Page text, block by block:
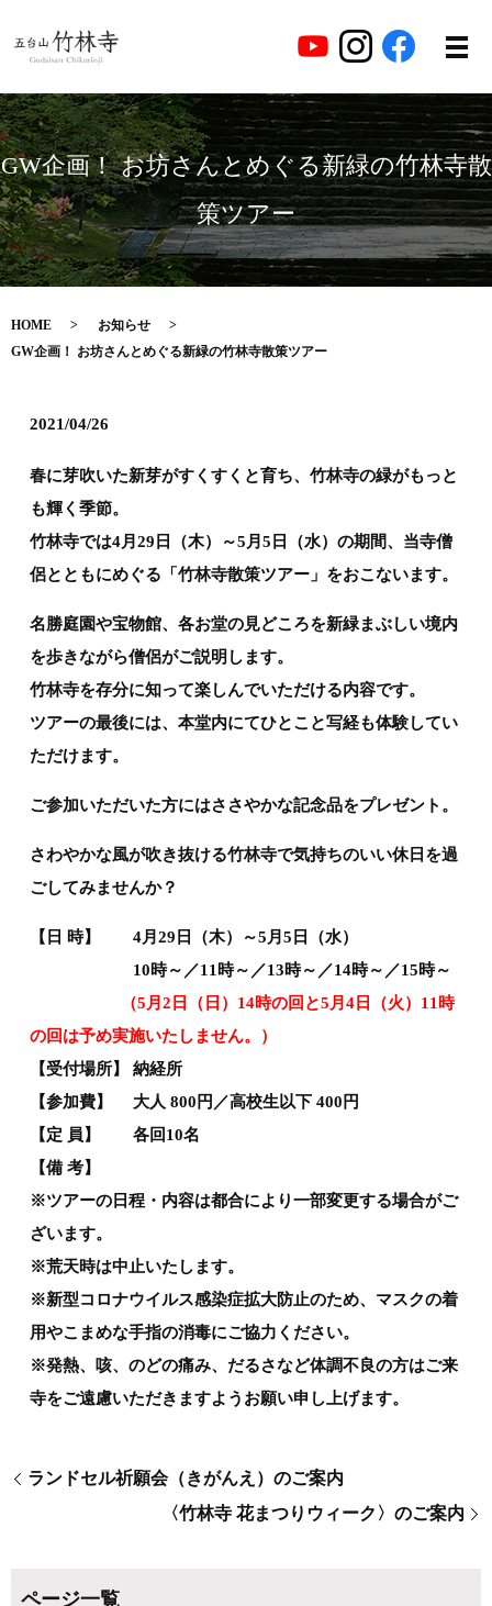
GW企画！ お坊さんとめぐる新緑の竹林寺散
策ツアー
HOME
お知らせ
GW企画！ お坊さんとめぐる新緑の竹林寺散策ツアー
2021/04/26
春に芽吹いた新芽がすくすくと育ち、竹林寺の緑がもっと
も輝く季節。
竹林寺では4月29日（木）～5月5日（水）の期間、 当寺僧
侶とともにめぐる「竹林寺散策ツアー」 をおこないます。
名勝庭園や宝物館、各お堂の見どころを新緑まぶしい境内
を歩きながら僧侶がご説明します。
竹林寺を存分に知って楽しんでいただける内容です。
ツアーの最後には、本堂内にてひとこと写経も体験してい
ただけます。
ご参加いただいた方にはささやかな記念品をプレゼント。
さわやかな風が吹き抜ける竹林寺で気持ちのいい休日を過
ごしてみませんか？
【日 時】 4月29日（木）～5月5日（水）
10時～／11時～／13時～／14時～／15時～
（5月2日（日）14時の回と5月4日（火）11時
の回は予め実施いたしません。）
【受付場所】 納経所
【参加費】 大人 800円／高校生以下 400円
【定 員】 各回10名
【備 考】
※ツアーの日程・内容は都合により一部変更する場合がご
ざいます。
※荒天時は中止いたします。
※新型コロナウイルス感染症拡大防止のため、マスクの着
用やこまめな手指の消毒にご協力ください。
※発熱、咳、のどの痛み、だるさなど体調不良の方はご来
寺をご遠慮いただきますようお願い申し上げます。
ランドセル祈願会（きがんえ）のご案内
〈竹林寺 花まつりウィーク〉のご案内